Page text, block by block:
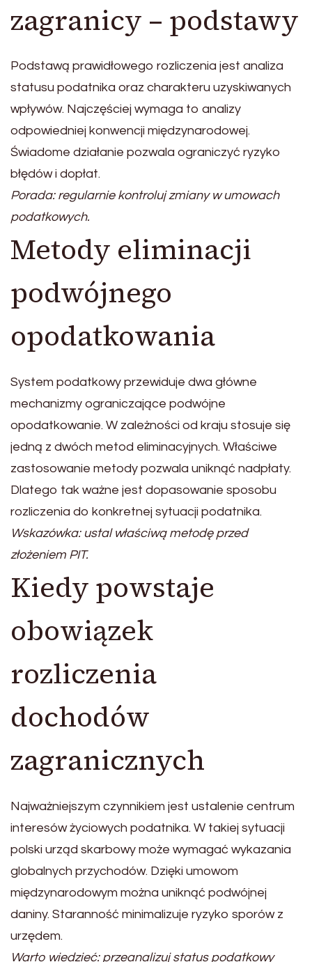
zagranicy – podstawy
Podstawą prawidłowego rozliczenia jest analiza
statusu podatnika oraz charakteru uzyskiwanych
wpływów. Najczęściej wymaga to analizy
odpowiedniej konwencji międzynarodowej.
Świadome działanie pozwala ograniczyć ryzyko
błędów i dopłat.
Porada: regularnie kontroluj zmiany w umowach
podatkowych.
Metody eliminacji
podwójnego
opodatkowania
System podatkowy przewiduje dwa główne
mechanizmy ograniczające podwójne
opodatkowanie. W zależności od kraju stosuje się
jedną z dwóch metod eliminacyjnych. Właściwe
zastosowanie metody pozwala uniknąć nadpłaty.
Dlatego tak ważne jest dopasowanie sposobu
rozliczenia do konkretnej sytuacji podatnika.
Wskazówka: ustal właściwą metodę przed
złożeniem PIT.
Kiedy powstaje
obowiązek
rozliczenia
dochodów
zagranicznych
Najważniejszym czynnikiem jest ustalenie centrum
interesów życiowych podatnika. W takiej sytuacji
polski urząd skarbowy może wymagać wykazania
globalnych przychodów. Dzięki umowom
międzynarodowym można uniknąć podwójnej
daniny. Staranność minimalizuje ryzyko sporów z
urzędem.
Warto wiedzieć: przeanalizuj status podatkowy